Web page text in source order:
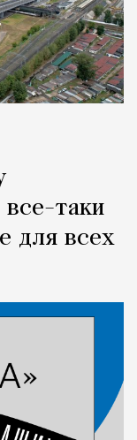
все-таки
для всех